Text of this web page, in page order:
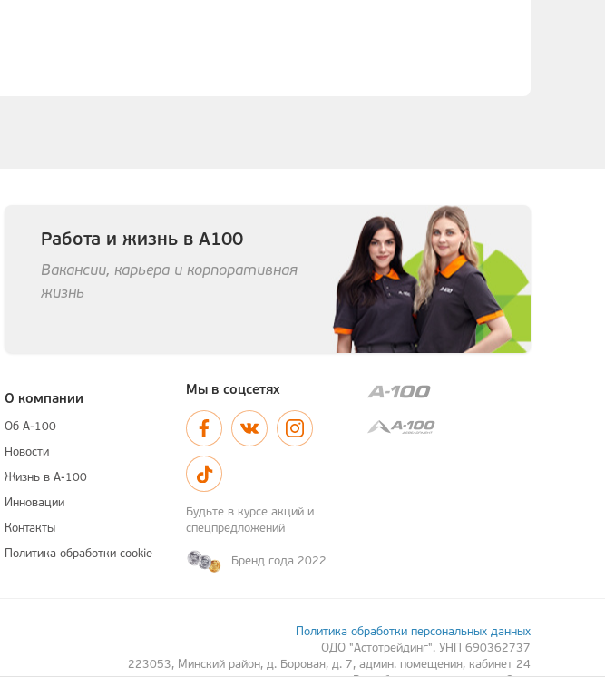
Работа и жизнь в А100
Вакансии, карьера и корпоративная
жизнь
О компании
Об А-100
Новости
Жизнь в А-100
Инновации
Контакты
Политика обработки cookie
Мы в соцсетях
Будьте в курсе акций и
спецпредложений
Бренд года 2022
Политика обработки персональных данных
ОДО "Астотрейдинг". УНП 690362737
223053, Минский район, д. Боровая, д. 7, админ. помещения, кабинет 24